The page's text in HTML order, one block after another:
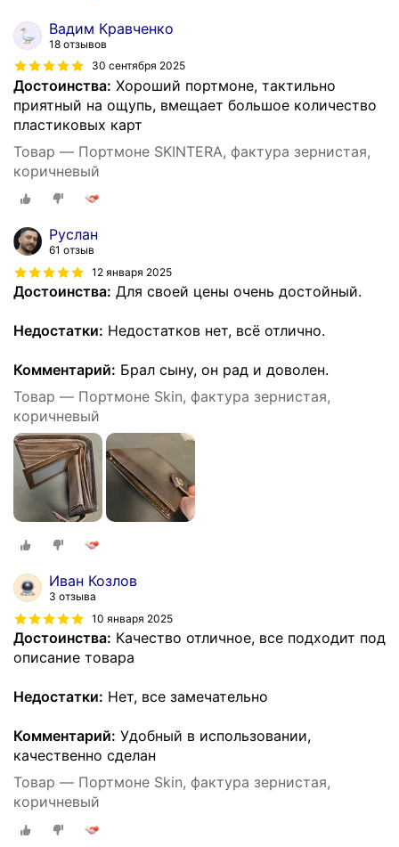
Вадим Кравченко
18 отзывов
30 сентября 2025
Достоинства: Хороший портмоне, тактильно
приятный на ощупь, вмещает большое количество
пластиковых карт
Товар — Портмоне SKINTERA, фактура зернистая,
коричневый
Руслан
61 отзыв
12 января 2025
Достоинства: Для своей цены очень достойный.
Недостатки: Недостатков нет, всё отлично.
Комментарий: Брал сыну, он рад и доволен.
Товар — Портмоне Skin, фактура зернистая,
коричневый
Иван Козлов
3 отзыва
10 января 2025
Достоинства: Качество отличное, все подходит под
описание товара
Недостатки: Нет, все замечательно
Комментарий: Удобный в использовании,
качественно сделан
Товар — Портмоне Skin, фактура зернистая,
коричневый